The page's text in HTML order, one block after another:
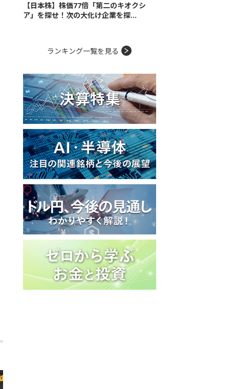
【日本株】株価77倍「第二のキオクシ
ア」を探せ！次の大化け企業を探...
ランキング一覧を見る